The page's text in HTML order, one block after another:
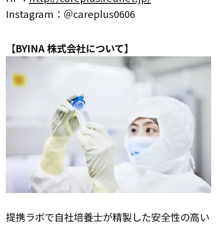
Instagram：＠careplus0606
【BYINA 株式会社について】
提携ラボで自社培養士が精製した安全性の高い